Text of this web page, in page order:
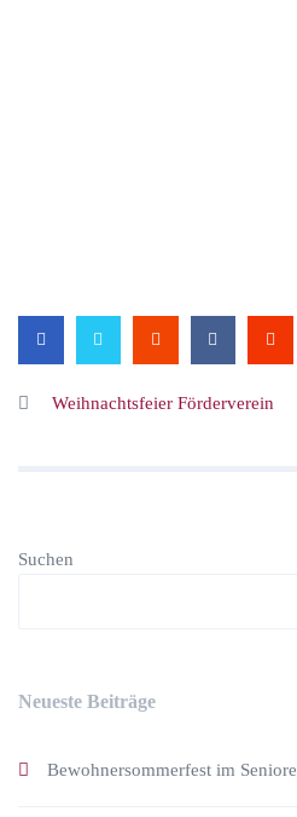
Weihnachtsfeier Förderverein
Suchen
Neueste Beiträge
Bewohnersommerfest im